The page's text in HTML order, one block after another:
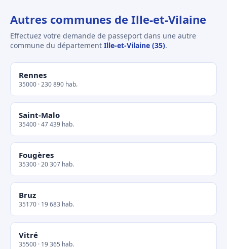
Autres communes de Ille-et-Vilaine
Effectuez votre demande de passeport dans une autre
commune du département Ille-et-Vilaine (35).
Rennes
35000 · 230 890 hab.
Saint-Malo
35400 · 47 439 hab.
Fougères
35300 · 20 307 hab.
Bruz
35170 · 19 683 hab.
Vitré
35500 · 19 365 hab.